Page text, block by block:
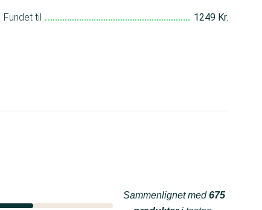
Fundet til 1249 Kr.
Sammenlignet med675